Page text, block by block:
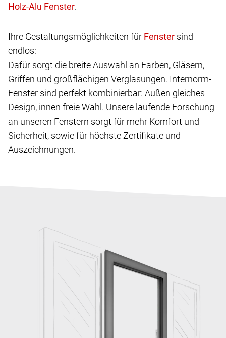
.
Ihre Gestaltungsmöglichkeiten für
sind
endlos:
Dafür sorgt die breite Auswahl an Farben, Gläsern,
Griffen und großflächigen Verglasungen. Internorm-
Fenster sind perfekt kombinierbar: Außen gleiches
Design, innen freie Wahl. Unsere laufende Forschung
an unseren Fenstern sorgt für mehr Komfort und
Sicherheit, sowie für höchste Zertifikate und
Auszeichnungen.